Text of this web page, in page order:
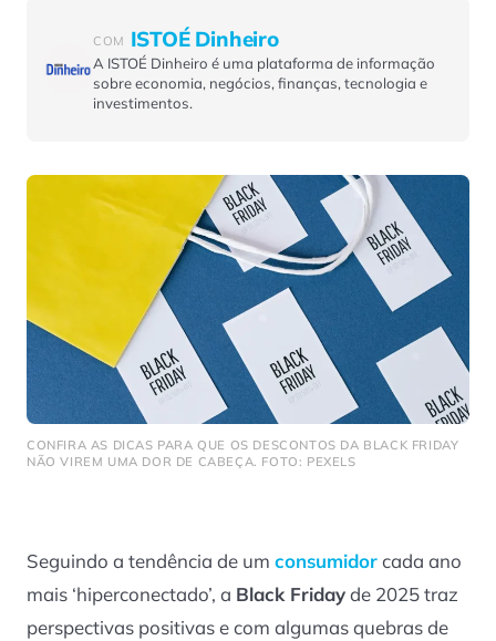
COM ISTOÉ Dinheiro
A ISTOÉ Dinheiro é uma plataforma de informação
sobre economia, negócios, finanças, tecnologia e
investimentos.
CONFIRA AS DICAS PARA QUE OS DESCONTOS DA BLACK FRIDAY
NÃO VIREM UMA DOR DE CABEÇA. FOTO: PEXELS
Seguindo a tendência de um consumidorcada ano
mais ‘hiperconectado’, a Black Fridayde 2025 traz
perspectivas positivas e com algumas quebras de